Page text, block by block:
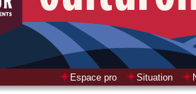
Espace pro Situation